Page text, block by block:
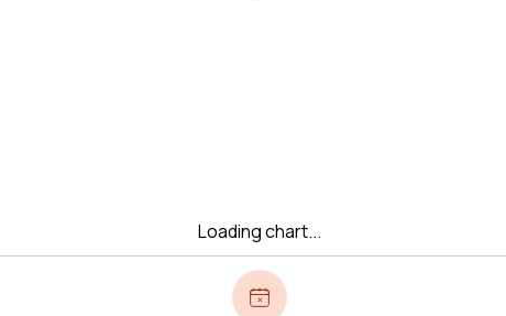
Loading chart...